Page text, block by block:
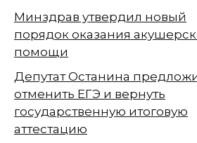
Минздрав утвердил новый
порядок оказания
помощи
Депутат Останина
отменить ЕГЭ и вернуть
государственную итоговую
аттестацию